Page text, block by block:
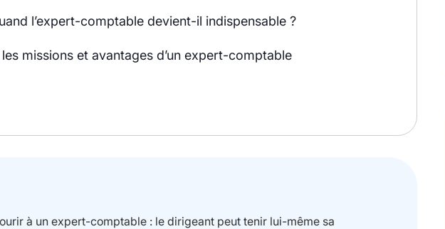
l’expert-comptable devient-il indispensable ?
missions et avantages d’un expert-comptable
à un expert-comptable : le dirigeant peut tenir lui-même sa